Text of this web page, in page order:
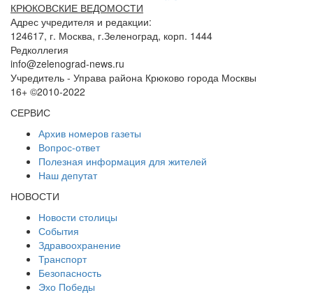
КРЮКОВСКИЕ ВЕДОМОСТИ
Адрес учредителя и редакции:
124617, г. Москва, г.Зеленоград, корп. 1444
Редколлегия
info@zelenograd-news.ru
Учредитель - Управа района Крюково города Москвы
16+ ©2010-2022
СЕРВИС
Архив номеров газеты
Вопрос-ответ
Полезная информация для жителей
Наш депутат
НОВОСТИ
Новости столицы
События
Здравоохранение
Транспорт
Безопасность
Эхо Победы